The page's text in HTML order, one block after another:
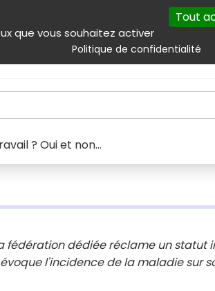
que vous souhaitez activer
Tout
Politique de confidentialité
Autres
& services Emploi Droit
? Oui et non...
fédération dédiée réclame un statut
l'incidence de la maladie sur